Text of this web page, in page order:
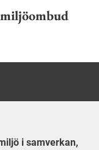
i samverkan,